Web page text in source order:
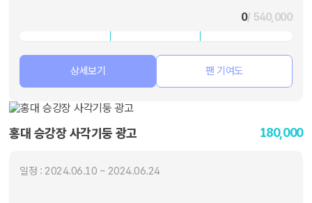
0/ 540,000
상세보기 팬 기여도
홍대 승강장 사각기둥 광고 180,000
일정 : 2024.06.10 ~ 2024.06.24